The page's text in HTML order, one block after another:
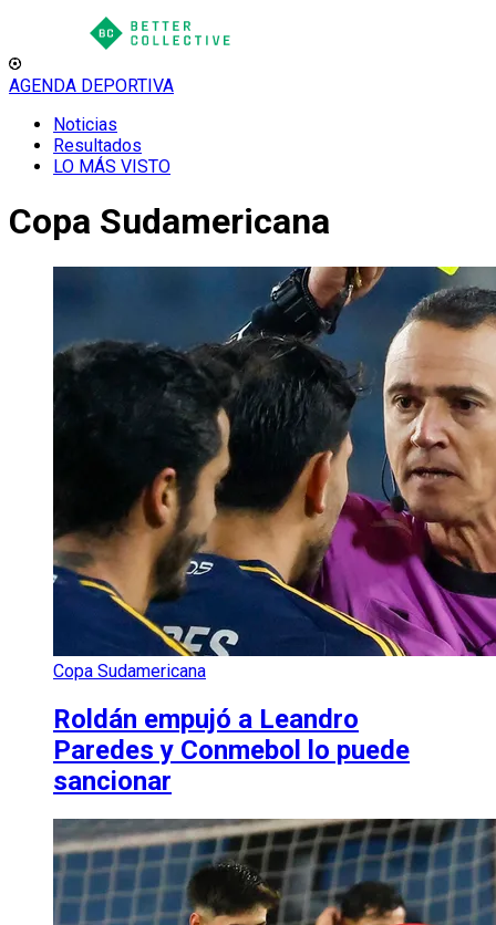
AGENDA DEPORTIVA
Noticias
Resultados
LO MÁS VISTO
Copa Sudamericana
Copa Sudamericana
Roldán empujó a Leandro
Paredes y Conmebol lo puede
sancionar